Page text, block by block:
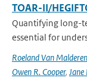
TOAR-II/
Quantifying long-
essential for
Roeland Van Malderen
Owen R. Cooper, Jane